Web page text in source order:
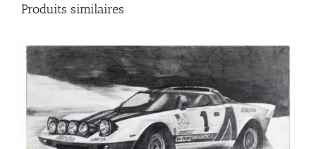
Produits similaires